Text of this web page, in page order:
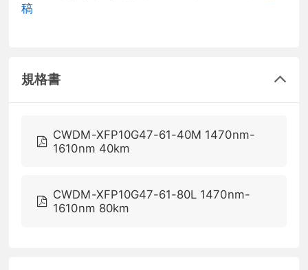
稿
規格書
CWDM-XFP10G47-61-40M 1470nm-
1610nm 40km
CWDM-XFP10G47-61-80L 1470nm-
1610nm 80km